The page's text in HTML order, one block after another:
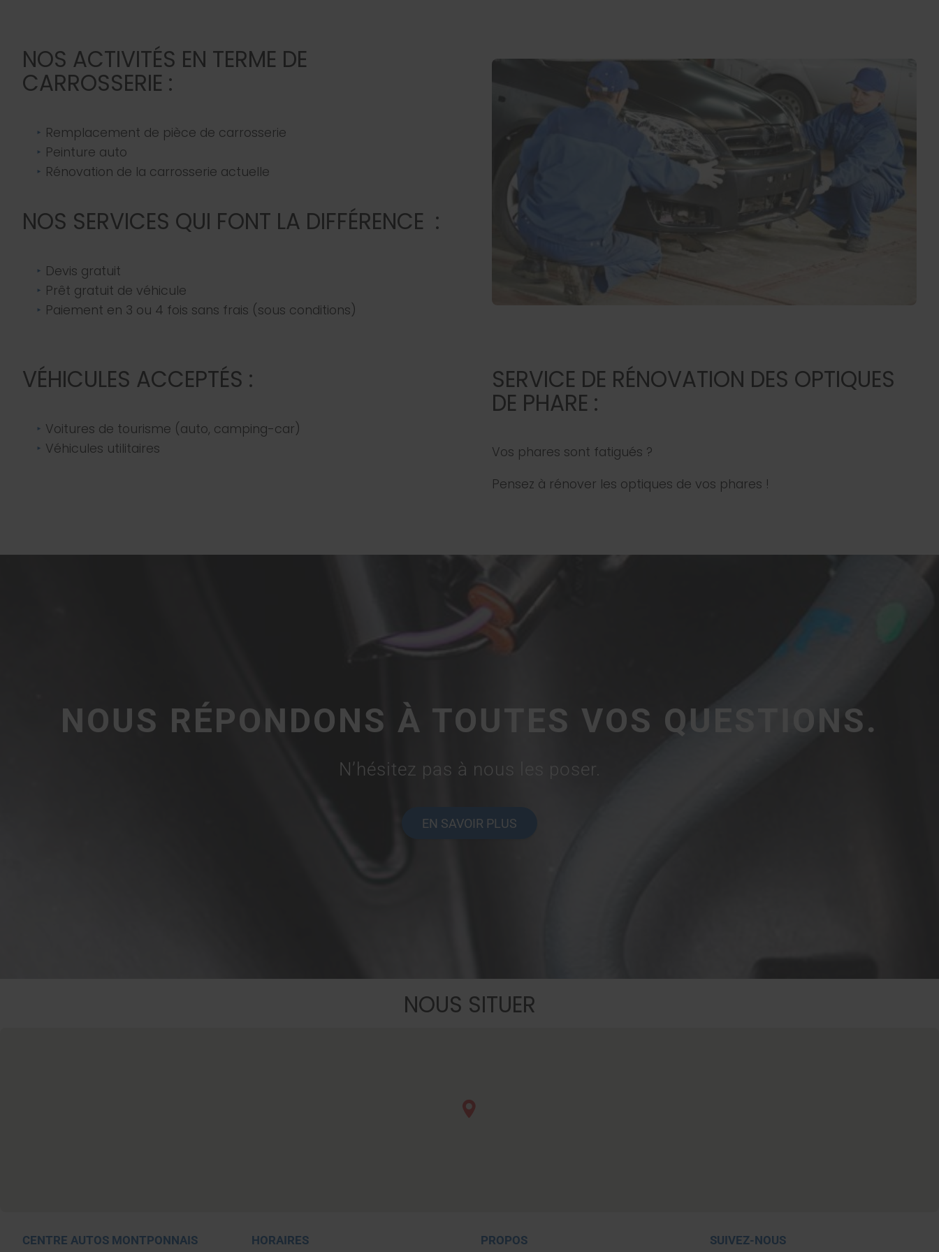
NOS ACTIVITÉS EN TERME DE
CARROSSERIE :
Remplacement de pièce de carrosserie
Peinture auto
Rénovation de la carrosserie actuelle
NOS SERVICES QUI FONT LA DIFFÉRENCE :
Devis gratuit
Prêt gratuit de véhicule
Paiement en 3 ou 4 fois sans frais (sous conditions)
VÉHICULES ACCEPTÉS :
Voitures de tourisme (auto, camping-car)
Véhicules utilitaires
SERVICE DE RÉNOVATION DES OPTIQUES
DE PHARE :
Vos phares sont fatigués ?
Pensez à rénover les optiques de vos phares !
NOUS RÉPONDONS À TOUTES VOS QUESTIONS.
N’hésitez pas à nous les poser.
EN SAVOIR PLUS
NOUS SITUER
CENTRE AUTOS MONTPONNAIS HORAIRES PROPOS SUIVEZ-NOUS